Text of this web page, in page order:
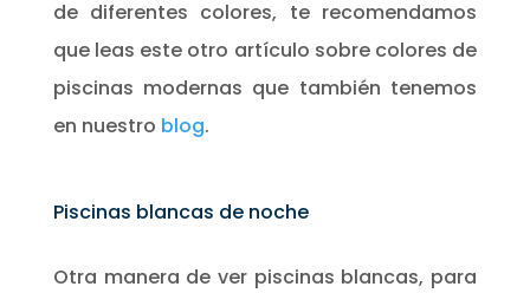
de diferentes colores, te recomendamos
que leas este otro artículo sobre colores de
piscinas modernas que también tenemos
en nuestro blog.
Piscinas blancas de noche
Otra manera de ver piscinas blancas, para